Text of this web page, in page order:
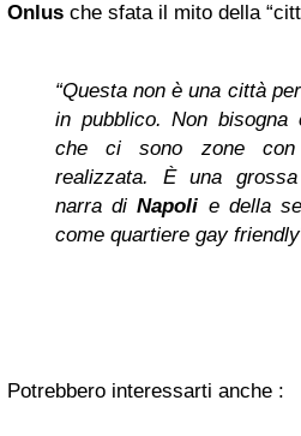
Onlus che sfata il mito della
“Questa non è una città
in pubblico. Non
che ci sono zone con
realizzata. È una
narra diNapoli e della
come quartiere gay
Potrebbero interessarti anche :